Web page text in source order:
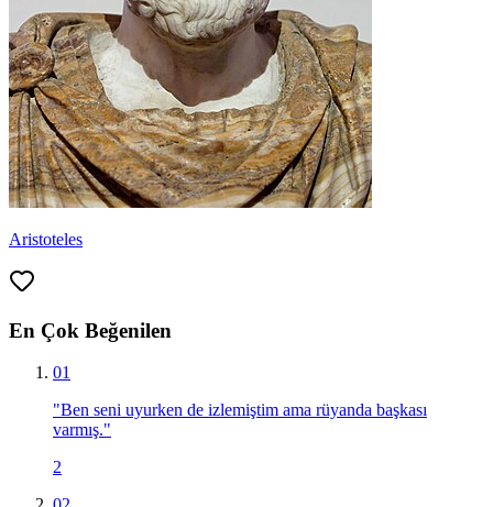
Aristoteles
En Çok Beğenilen
01
"Ben seni uyurken de izlemiştim ama rüyanda başkası
varmış."
2